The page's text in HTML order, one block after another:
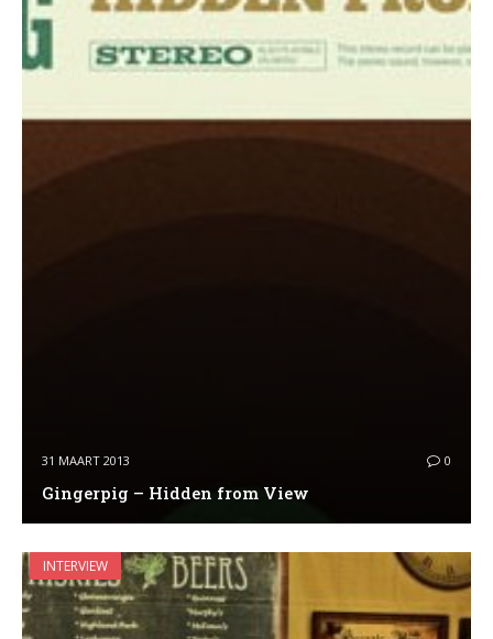
31 MAART 2013 0
Gingerpig – Hidden from View
INTERVIEW